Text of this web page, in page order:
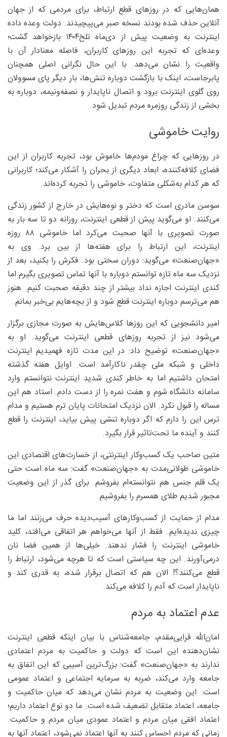
همان‌هایی که در روزهای قطع ارتباط، برای مردمی که از جهان
آنلاین حذف شده بودند نسخه صبر می‌پیچیدند. دولت وعده داده
اینترنت به وضعیت پیش از دی‌ماه تلخ۱۴۰۴ بازخواهد گشت؛
وعده‌ای که تجربه این روزهای کاربران، فاصله معنادار آن با
واقعیت را نشان می‌دهد. با این حال نگرانی اصلی همچنان
پابرجاست، اینک با بازگشت دوباره تنش‌ها، بار دیگر پای مسوولان
روی گلوی اینترنت برود و اتصال ناپایدار و نصفه‌ونیمه، دوباره به
بخشی از زندگی روزمره مردم تبدیل شود.
روایت خاموشی
در روزهایی که چراغ مودم‌ها خاموش بود، تجربه کاربران از این
فضای کلافه‌کننده، ابعاد دیگری از بحران را آشکار می‌کند؛ کاربرانی
که هر کدام به‌شکلی متفاوت، خاموشی را تجربه کرده‌اند.
سوسن مادری است که دختر و نوه‌هایش در خارج از کشور زندگی
می‌کنند. او می‌گوید پیش از قطعی اینترنت، روزانه دو تا سه بار به
صورت تصویری با آنها صحبت می‌کرد اما خاموشی ۸۸ روزه
اینترنت، این ارتباط را برای هفته‌ها از بین برد. وی به
«جهان‌صنعت» می‌گوید: دوران سختی بود. فکرش را بکنید، بعد از
نزدیک سه ماه تازه توانستم دوباره با آنها تماس تصویری بگیرم اما
کندی اینترنت اجازه نداد بیشتر از چند دقیقه صحبت کنیم. هنوز
هم می‌ترسم دوباره اینترنت قطع شود و از بچه‌هایم بی‌خبر بمانم.
امیر دانشجویی که این روزها کلاس‌هایش به صورت مجازی برگزار
می‌شود نیز از تجربه روزهای قطعی اینترنت می‌گوید. او به
«جهان‌صنعت» توضیح داد: در این مدت تازه فهمیدیم اینترنت
داخلی و شبکه ملی چقدر ناکارآمد است. اوایل هفته گذشته
امتحان داشتیم اما به خاطر کندی شدید اینترنت نتوانستم وارد
سامانه دانشگاه شوم و هفت نمره را از دست دادم. استاد هم این
مساله را قبول نکرد. الان نزدیک امتحانات پایان ترم هستیم و مدام
ترس این را دارم که اگر دوباره تنشی پیش بیاید، اینترنت را قطع
کنند و آینده ما تحت‌تاثیر قرار بگیرد.
متین صاحب یک کسب‌وکار اینترنتی، از خسارت‌های اقتصادی این
خاموشی طولانی‌مدت به «جهان‌صنعت» گفت: سه ماه است حتی
یک قلم جنس هم نتوانسته‌ام بفروشم. برای گذر از این وضعیت
مجبور شدیم طلای همسرم را بفروشیم.
مدام از حمایت از کسب‌وکارهای آسیب‌دیده حرف می‌زنند اما ما
چیزی ندیده‌ایم. فقط از آنها می‌خواهم هر اتفاقی می‌افتد، کلید
خاموشی اینترنت را فشار ندهند. خیلی‌ها از همین فضا نان
درمی‌آورند. این چه سیاستی است که تا هرچه می‌شود، ارتباط را
قطع می‌کنند؟! الان هم که اتصال برقرار شده، به قدری کند و
ناپایدار است که آدم را کلافه می‌کند.
عدم اعتماد به مردم
امان‌الله قرایی‌مقدم، جامعه‌شناس با بیان اینکه قطعی اینترنت
نشان‌دهنده این است که دولت و حاکمیت به مردم اعتمادی
ندارند به «جهان‌صنعت» گفت: بزرگ‌ترین آسیبی که این اتفاق به
جامعه وارد می‌کند، ضربه به سرمایه اجتماعی و اعتماد عمومی
است. این وضعیت به مردم نشان می‌دهد که میان حاکمیت و
جامعه، اعتماد متقابل تضعیف شده است. ما دو نوع اعتماد داریم؛
اعتماد افقی میان مردم و اعتماد عمودی میان مردم و حاکمیت.
زمانی که مردم احساس کنند به آنها اعتماد نمی‌شود، اعتماد آنها به